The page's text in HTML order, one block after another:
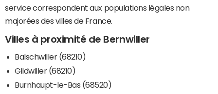
service correspondent aux populations légales non
majorées des villes de France.
Villes à proximité de Bernwiller
Balschwiller (68210)
Gildwiller (68210)
Burnhaupt-le-Bas (68520)